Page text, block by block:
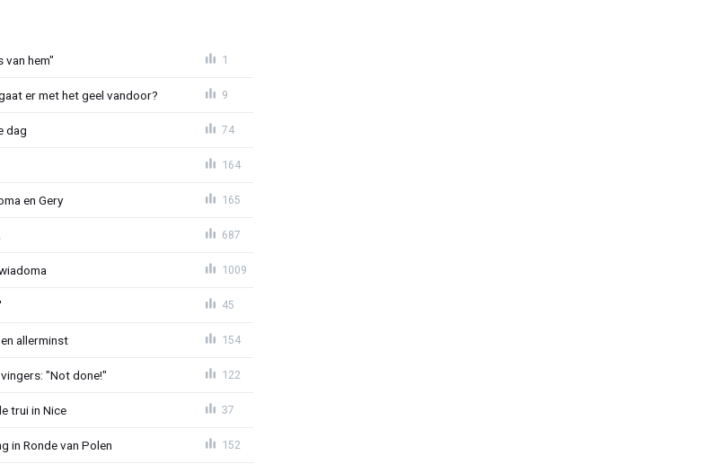
van hem" 1
er met het geel vandoor? 9
dag 74
164
en Gery 165
687
1009
45
allerminst 154
"Not done!" 122
trui in Nice 37
in Ronde van Polen 152